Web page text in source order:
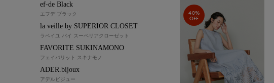
40%
OFF
ef-de Black
エフデ ブラック
la veille by SUPERIOR CLOSET
ラベイユ バイ スーペリアクローゼット
FAVORITE SUKINAMONO
フェイバリット スキナモノ
ADER.bijoux
アデルビジュー